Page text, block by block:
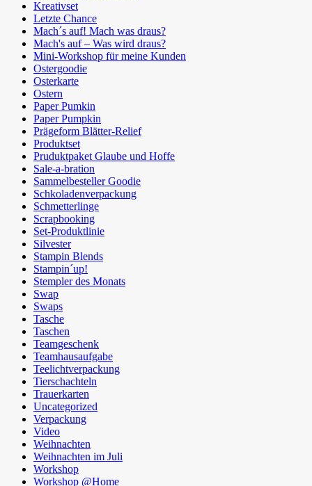
Kreativset
Letzte Chance
Mach´s auf! Mach was draus?
Mach's auf – Was wird draus?
Mini-Workshop für meine Kunden
Ostergoodie
Osterkarte
Ostern
Paper Pumkin
Paper Pumpkin
Prägeform Blätter-Relief
Produktset
Pruduktpaket Glaube und Hoffe
Sale-a-bration
Sammelbesteller Goodie
Schkoladenverpackung
Schmetterlinge
Scrapbooking
Set-Produktlinie
Silvester
Stampin Blends
Stampin´up!
Stempler des Monats
Swap
Swaps
Tasche
Taschen
Teamgeschenk
Teamhausaufgabe
Teelichtverpackung
Tierschachteln
Trauerkarten
Uncategorized
Verpackung
Video
Weihnachten
Weihnachten im Juli
Workshop
Workshop @Home